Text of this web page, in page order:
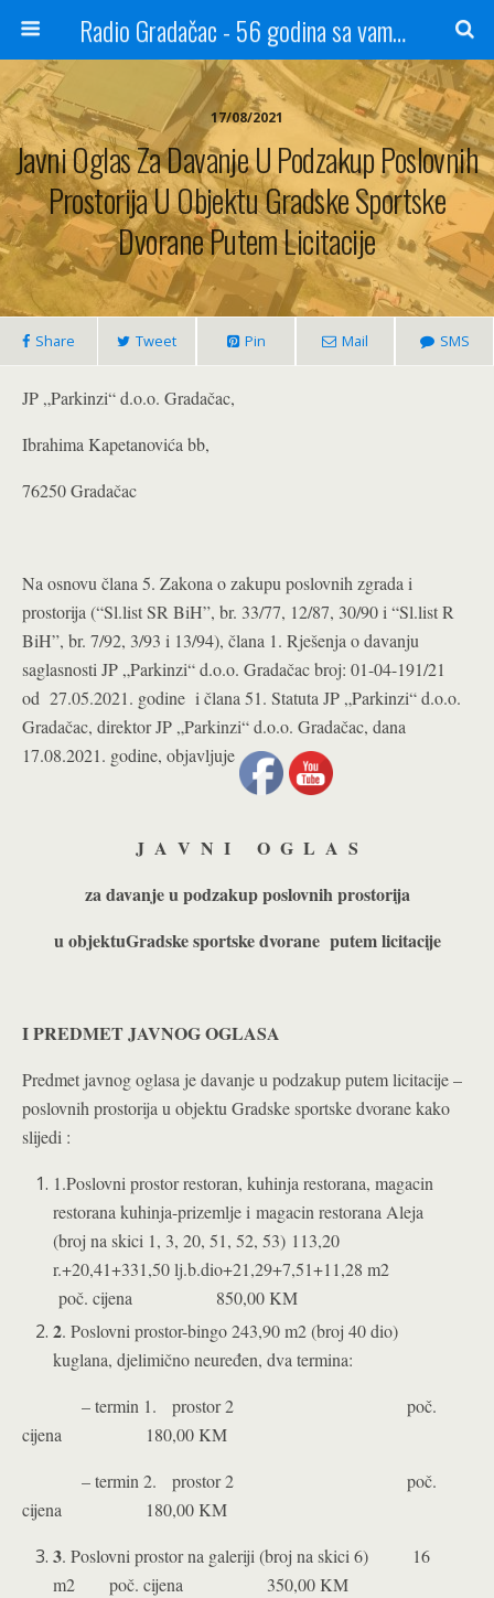
Radio Gradačac - 56 godina sa vama...
17/08/2021
Javni Oglas Za Davanje U Podzakup Poslovnih
Prostorija U Objektu Gradske Sportske
Dvorane Putem Licitacije
Share Tweet Pin Mail SMS
JP „Parkinzi“ d.o.o. Gradačac,
Ibrahima Kapetanovića bb,
76250 Gradačac
Na osnovu člana 5. Zakona o zakupu poslovnih zgrada i
prostorija (“Sl.list SR BiH”, br. 33/77, 12/87, 30/90 i “Sl.list R
BiH”, br. 7/92, 3/93 i 13/94), člana 1. Rješenja o davanju
saglasnosti JP „Parkinzi“ d.o.o. Gradačac broj: 01-04-191/21
od 27.05.2021. godine i člana 51. Statuta JP „Parkinzi“ d.o.o.
Gradačac, direktor JP „Parkinzi“ d.o.o. Gradačac, dana
17.08.2021. godine, objavljuje
J A V N I O G L A S
za davanje u podzakup poslovnih prostorija
u objektuGradske sportske dvorane putem licitacije
I PREDMET JAVNOG OGLASA
Predmet javnog oglasa je davanje u podzakup putem licitacije –
poslovnih prostorija u objektu Gradske sportske dvorane kako
slijedi :
1.Poslovni prostor restoran, kuhinja restorana, magacin
restorana kuhinja-prizemlje imagacin restorana Aleja
(broj na skici 1, 3, 20, 51, 52, 53) 113,20
r.+20,41+331,50 lj.b.dio+21,29+7,51+11,28 m2
poč. cijena 850,00 KM
2. Poslovni prostor-bingo 243,90 m2 (broj 40 dio)
kuglana, djelimično neuređen, dva termina:
– termin 1. prostor 2 poč.
cijena 180,00 KM
– termin 2. prostor 2 poč.
cijena 180,00 KM
3. Poslovni prostor na galeriji (broj na skici 6) 16
m2 poč. cijena 350,00 KM